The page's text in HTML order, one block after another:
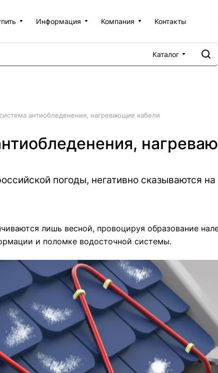
Информация Компания Контакты
Каталог
антиобледенения, нагревающие кабели
погоды, негативно сказываются на
лишь весной, провоцируя образование
и поломке водосточной системы.